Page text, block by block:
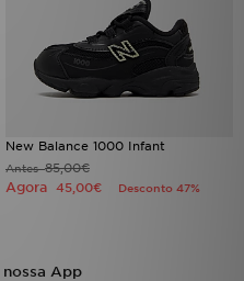
New Balance 1000 Infant
Antes85,00€
Agora 45,00€ Desconto 47%
nossa App